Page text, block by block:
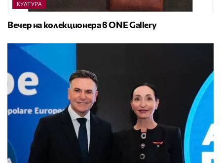
КУЛТУРА
Вечер на колекционера в ONE Gallery